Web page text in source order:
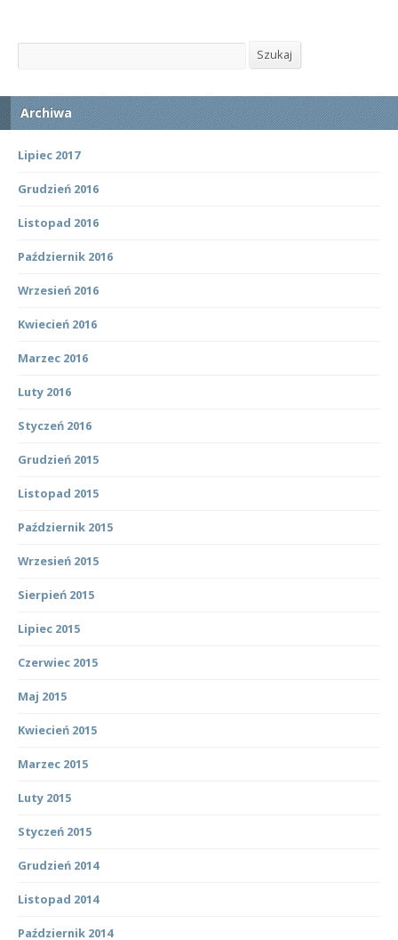
Szukaj Szukaj
Archiwa
Lipiec 2017
Grudzień 2016
Listopad 2016
Październik 2016
Wrzesień 2016
Kwiecień 2016
Marzec 2016
Luty 2016
Styczeń 2016
Grudzień 2015
Listopad 2015
Październik 2015
Wrzesień 2015
Sierpień 2015
Lipiec 2015
Czerwiec 2015
Maj 2015
Kwiecień 2015
Marzec 2015
Luty 2015
Styczeń 2015
Grudzień 2014
Listopad 2014
Październik 2014